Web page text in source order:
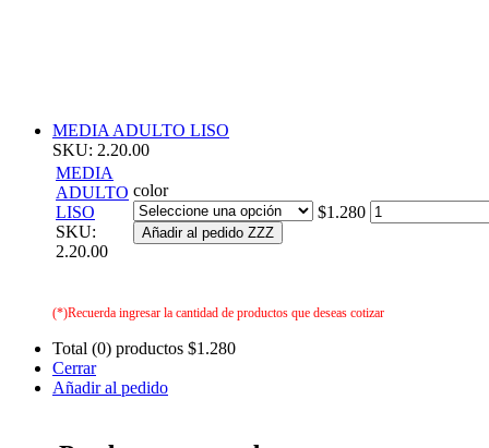
MEDIA ADULTO LISO
SKU: 2.20.00
MEDIA
ADULTO
LISO
SKU:
2.20.00
color
Añadir al pedido ZZZ
$1.280
(*)Recuerda ingresar la cantidad de productos que deseas cotizar
Total (0) productos $1.280
Cerrar
Añadir al pedido